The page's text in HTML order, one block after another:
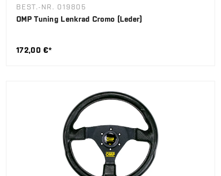
BEST.-NR. 019805
OMP Tuning Lenkrad Cromo (Leder)
172,00 €*